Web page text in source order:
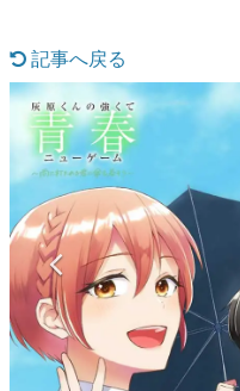
特集記事
マンガ
女性向け
アプリレビュー
その他
電ファミニコゲーマーとは？
運営：株式会社マレ
記事へ戻る